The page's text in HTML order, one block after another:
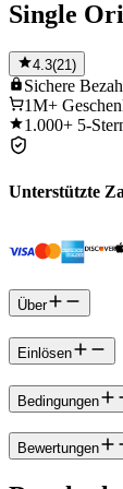
Single
4.3(21 )
Sichere
1M+
1.000+ 5-
Unterstützte
Über
Einlösen
Bedingungen
Bewertungen